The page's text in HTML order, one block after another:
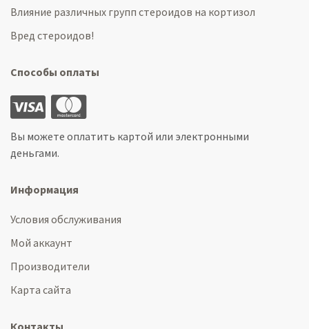
Влияние различных групп стероидов на кортизол
Вред стероидов!
Способы оплаты
Вы можете оплатить картой или электронными
деньгами.
Информация
Условия обслуживания
Мой аккаунт
Производители
Карта сайта
Контакты